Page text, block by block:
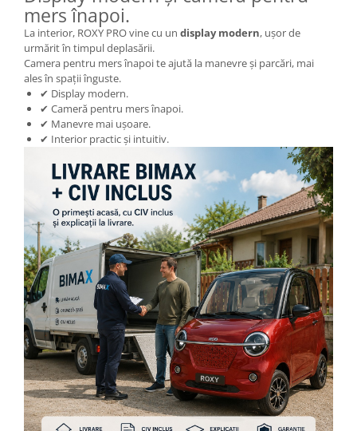
Acceleratie Scuter Electric
Camera Scuter Electric
Roti, Ax
mers înapoi.
La interior, ROXY PRO vine cu un display modern, ușor de
urmărit în timpul deplasării.
Camera pentru mers înapoi te ajută la manevre și parcări, mai
ales în spații înguste.
✔ Display modern.
✔ Cameră pentru mers înapoi.
✔ Manevre mai ușoare.
✔ Interior practic și intuitiv.